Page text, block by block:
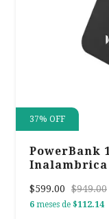
37% OFF
PowerBank
Inalambrica
$599.00 $949.00
6 meses de $112.14